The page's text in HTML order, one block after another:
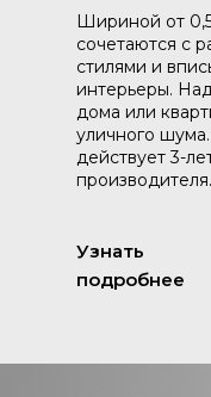
Узнать
подробнее
Шириной от
сочетаются с
стилями и
интерьеры.
дома или
уличного
действует 3-
производителя.